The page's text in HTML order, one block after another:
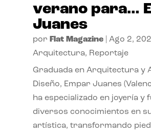
verano para…
Juanes
por Flat Magazine| Ago 2,
Arquitectura, Reportaje
Graduada en Arquitectura y
Diseño, Empar Juanes
ha especializado en joyería y
diversos conocimientos en
artística, transformando